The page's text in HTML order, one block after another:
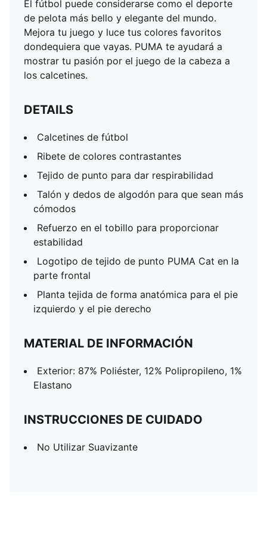
El fútbol puede considerarse como el deporte
de pelota más bello y elegante del mundo.
Mejora tu juego y luce tus colores favoritos
dondequiera que vayas. PUMA te ayudará a
mostrar tu pasión por el juego de la cabeza a
los calcetines.
DETAILS
Calcetines de fútbol
Ribete de colores contrastantes
Tejido de punto para dar respirabilidad
Talón y dedos de algodón para que sean más
cómodos
Refuerzo en el tobillo para proporcionar
estabilidad
Logotipo de tejido de punto PUMA Cat en la
parte frontal
Planta tejida de forma anatómica para el pie
izquierdo y el pie derecho
MATERIAL DE INFORMACIÓN
Exterior: 87% Poliéster, 12% Polipropileno, 1%
Elastano
INSTRUCCIONES DE CUIDADO
No Utilizar Suavizante